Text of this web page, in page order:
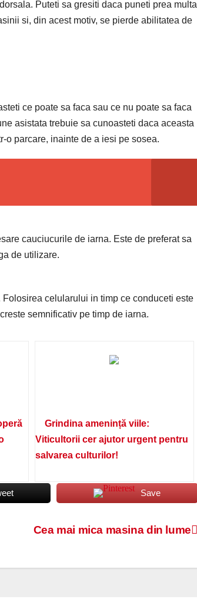
Puteti sa gresiti daca puneti prea multa
si, din acest motiv, se pierde abilitatea de
ce poate sa faca sau ce nu poate sa faca
asistata trebuie sa cunoasteti daca aceasta
o parcare, inainte de a iesi pe sosea.
cauciucurile de iarna. Este de preferat sa
de utilizare.
celularului in timp ce conduceti este
semnificativ pe timp de iarna.
Grindina amenință viile:
Viticultorii cer ajutor urgent pentru
salvarea culturilor!
Save
Cea mai mica masina din lume